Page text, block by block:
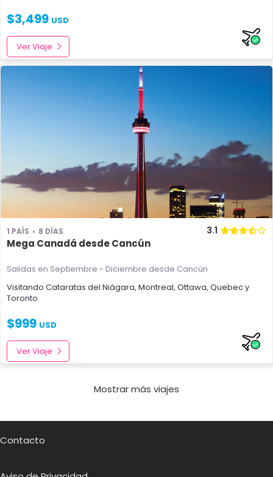
$3,499 USD
Ver Viaje
1 PAÍS 8 DÍAS 3.1
Mega Canadá desde Cancún
Salidas en Septiembre - Diciembre desde Cancún
Visitando Cataratas del Niágara, Montreal, Ottawa, Quebecy
Toronto
$999 USD
Ver Viaje
Mostrar más viajes
Contacto